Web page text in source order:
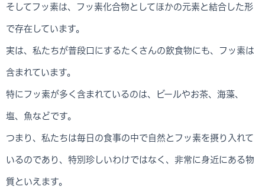
そしてフッ素は、フッ素化合物としてほかの元素と結合した形
で存在しています。
実は、私たちが普段口にするたくさんの飲食物にも、フッ素は
含まれています。
特にフッ素が多く含まれているのは、ビールやお茶、海藻、
塩、魚などです。
つまり、私たちは毎日の食事の中で自然とフッ素を摂り入れて
いるのであり、特別珍しいわけではなく、非常に身近にある物
質といえます。